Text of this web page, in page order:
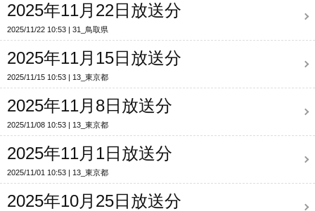
2025年11月22日放送分
2025/11/22 10:53 31_鳥取県
2025年11月15日放送分
2025/11/15 10:53 13_東京都
2025年11月8日放送分
2025/11/08 10:53 13_東京都
2025年11月1日放送分
2025/11/01 10:53 13_東京都
2025年10月25日放送分